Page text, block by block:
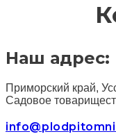
Наш адрес:
Приморский край,
Садовое